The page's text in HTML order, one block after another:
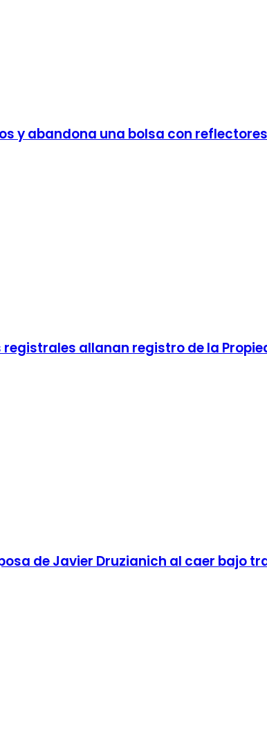
y abandona una bolsa con reflectores
allanan registro de la
de Javier Druzianich al caer bajo